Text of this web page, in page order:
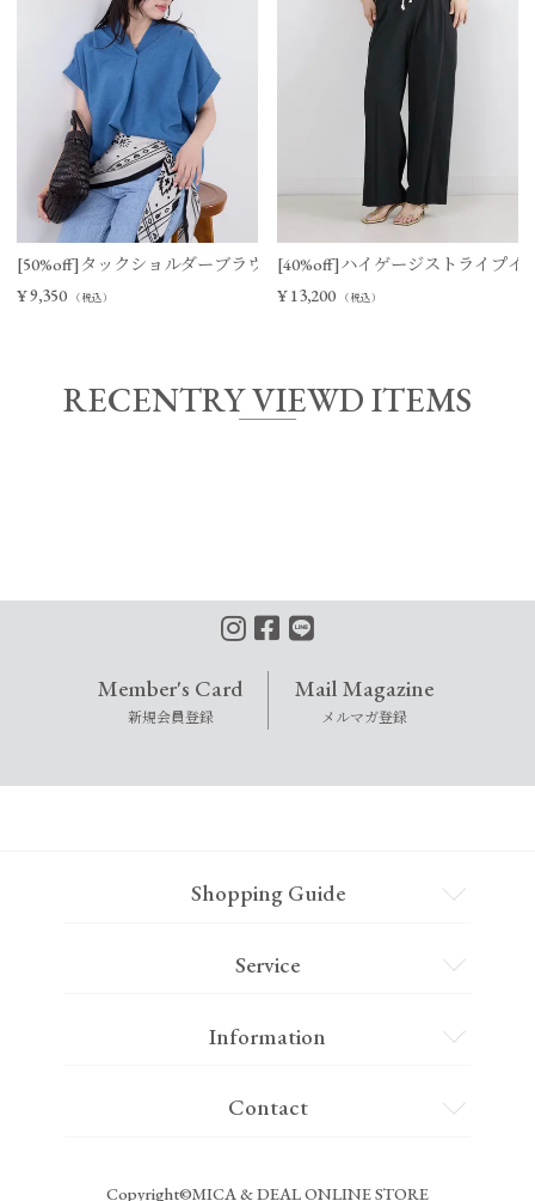
[50%off]タックショルダーブラウス
¥9,350 （税込）
[40%off]ハイゲージストライプイ
¥ 13,200 （税込）
RECENTRY VIEWD ITEMS
Member's Card
新規会員登録
Mail Magazine
メルマガ登録
Shopping Guide
Service
Information
Contact
Copyright©MICA & DEAL ONLINE STORE